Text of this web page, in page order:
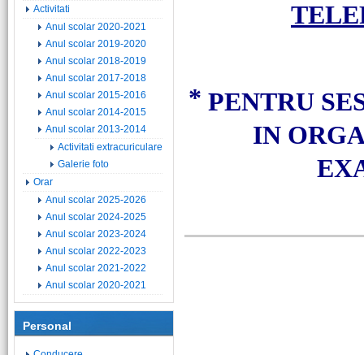
Activitati
Anul scolar 2020-2021
Anul scolar 2019-2020
Anul scolar 2018-2019
Anul scolar 2017-2018
Anul scolar 2015-2016
Anul scolar 2014-2015
Anul scolar 2013-2014
Activitati extracuriculare
Galerie foto
Orar
Anul scolar 2025-2026
Anul scolar 2024-2025
Anul scolar 2023-2024
Anul scolar 2022-2023
Anul scolar 2021-2022
Anul scolar 2020-2021
Personal
* PENTRU
IN